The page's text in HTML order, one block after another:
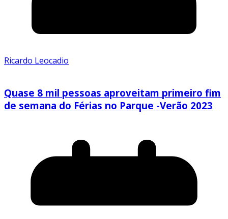
Ricardo Leocadio
Quase 8 mil pessoas aproveitam primeiro fim
de semana do Férias no Parque -Verão 2023